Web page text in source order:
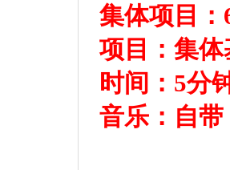
集体项目
项目：集
时间：5分
音乐：自带